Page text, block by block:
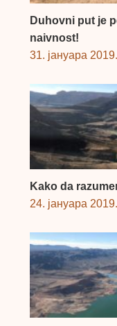
Duhovni put je
naivnost!
31. јануара 2019.
Kako da
24. јануара 2019.